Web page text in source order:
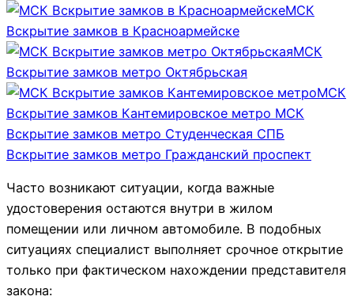
МСК
Вскрытие замков в Красноармейске
МСК
Вскрытие замков метро Октябрьская
МСК
Вскрытие замков Кантемировское метро МСК
Вскрытие замков метро Студенческая СПБ
Вскрытие замков метро Гражданский проспект
Часто возникают ситуации, когда важные
удостоверения остаются внутри в жилом
помещении или личном автомобиле. В подобных
ситуациях специалист выполняет срочное открытие
только при фактическом нахождении представителя
закона: